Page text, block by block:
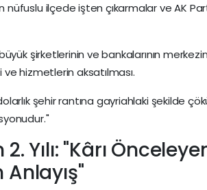
nüfuslu ilçede işten çıkarmalar ve AK
şirketlerinin ve bankalarının
ve hizmetlerin aksatılması.
şehir rantına gayriahlaki şekilde
Yılı: "Kârı